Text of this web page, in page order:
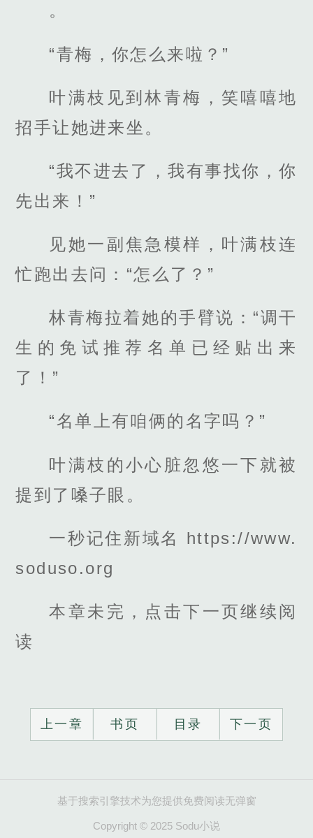
。
“青梅，你怎么来啦？”
叶满枝见到林青梅，笑嘻嘻地
招手让她进来坐。
“我不进去了，我有事找你，你
先出来！”
见她一副焦急模样，叶满枝连
忙跑出去问：“怎么了？”
林青梅拉着她的手臂说：“调干
生的免试推荐名单已经贴出来
了！”
“名单上有咱俩的名字吗？”
叶满枝的小心脏忽悠一下就被
提到了嗓子眼。
一秒记住新域名 https://www.
soduso.org
本章未完，点击下一页继续阅
读
上一章 书页 目录 下一页
基于搜索引擎技术为您提供免费阅读无弹窗
Copyright © 2025 Sodu小说